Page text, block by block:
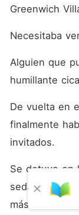
Greenwich
Necesitaba
Alguien que
humillante
De vuelta en
finalmente
invitados.
Se detuvo en
seda
máscara de